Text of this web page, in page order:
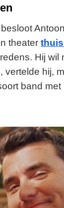
theater
Hij wil
vertelde hij,
band